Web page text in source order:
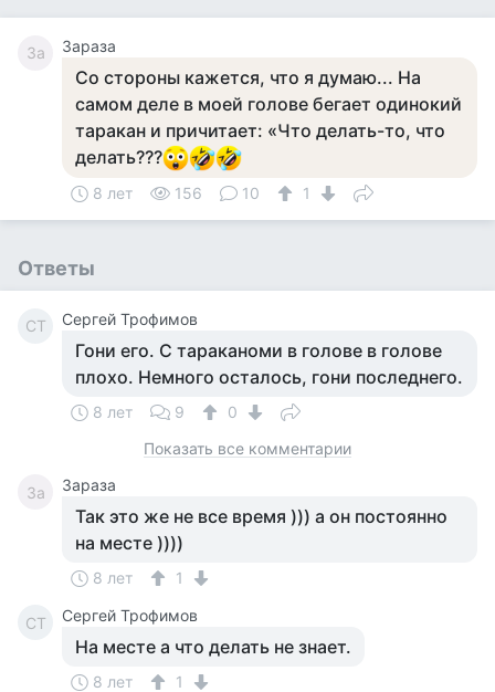
За Зараза
Со стороны кажется, что я думаю... На
самом деле в моей голове бегает одинокий
таракан и причитает: «Что делать-то, что
делать???
8 лет 156 10 1
Ответы
СТ Сергей Трофимов
Гони его. С тараканоми в голове в голове
плохо. Немного осталось, гони последнего.
8 лет 9
0
Показать все комментарии
За Зараза
Так это же не все время ))) а он постоянно
на месте ))))
8 лет 1
СТ Сергей Трофимов
На месте а что делать не знает.
8 лет 1